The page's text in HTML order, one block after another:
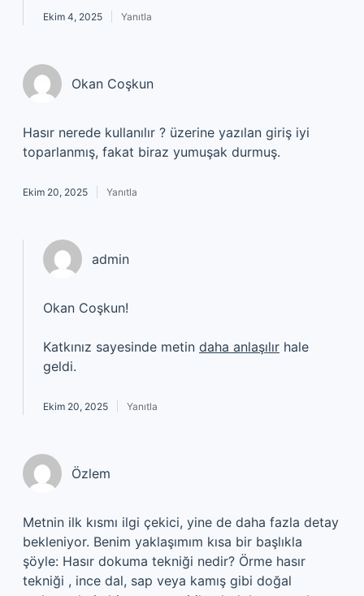
Ekim 4, 2025 Yanıtla
Okan Coşkun
Hasır nerede kullanılır ? üzerine yazılan giriş iyi
toparlanmış, fakat biraz yumuşak durmuş.
Ekim 20, 2025 Yanıtla
admin
Okan Coşkun!
Katkınız sayesinde metin daha anlaşılır hale
geldi.
Ekim 20, 2025 Yanıtla
Özlem
Metnin ilk kısmı ilgi çekici, yine de daha fazla detay
bekleniyor. Benim yaklaşımım kısa bir başlıkla
şöyle: Hasır dokuma tekniği nedir? Örme hasır
tekniği , ince dal, sap veya kamış gibi doğal